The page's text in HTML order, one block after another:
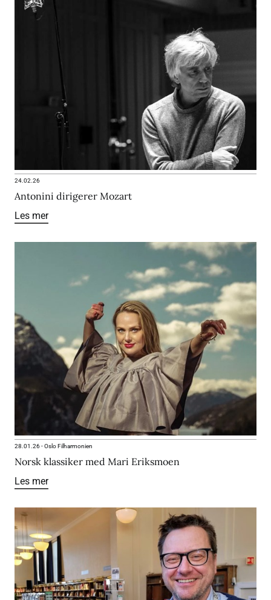
24.02.26
Antonini dirigerer Mozart
Les mer
28.01.26-Oslo Filharmonien
Norsk klassiker med Mari Eriksmoen
Les mer